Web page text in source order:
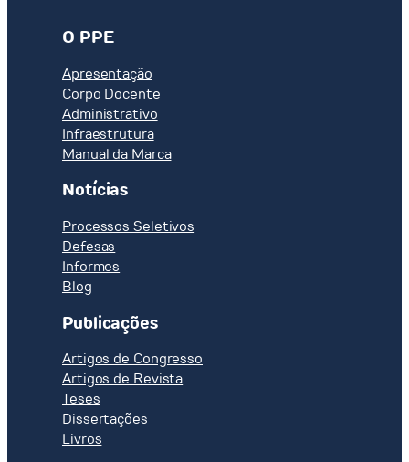
O PPE
Apresentação
Corpo Docente
Administrativo
Infraestrutura
Manual da Marca
Notícias
Processos Seletivos
Defesas
Informes
Blog
Publicações
Artigos de Congresso
Artigos de Revista
Teses
Dissertações
Livros